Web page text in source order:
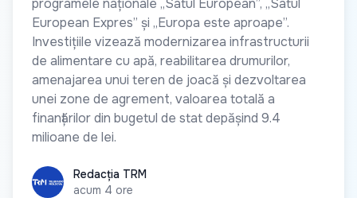
European Expres” și „Europa este aproape”.
Investițiile vizează modernizarea infrastructurii
de alimentare cu apă, reabilitarea drumurilor,
amenajarea unui teren de joacă și dezvoltarea
unei zone de agrement, valoarea totală a
finanțărilor din bugetul de stat depășind 9.4
milioane de lei.
Redacția TRM
Redacția TRM
acum 4 ore